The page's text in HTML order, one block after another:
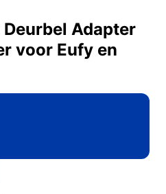
Adapter
voor Eufy en